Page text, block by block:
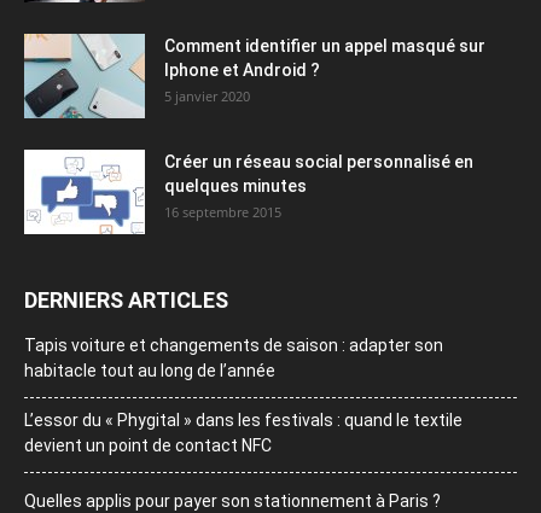
Comment identifier un appel masqué sur
Iphone et Android ?
5 janvier 2020
Créer un réseau social personnalisé en
quelques minutes
16 septembre 2015
DERNIERS ARTICLES
Tapis voiture et changements de saison : adapter son
habitacle tout au long de l’année
L’essor du « Phygital » dans les festivals : quand le textile
devient un point de contact NFC
Quelles applis pour payer son stationnement à Paris ?